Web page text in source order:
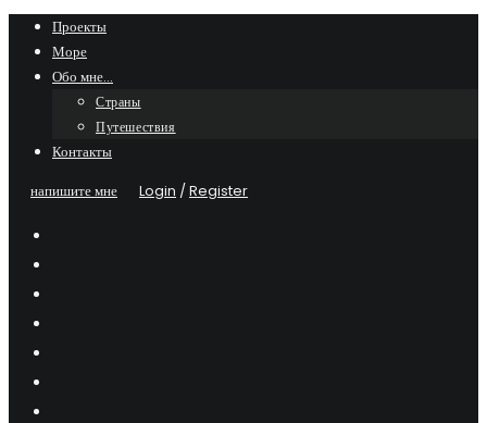
Skip
content
Проекты
Море
Обо мне…
Страны
Путешествия
Контакты
напишите мне
Login /Register